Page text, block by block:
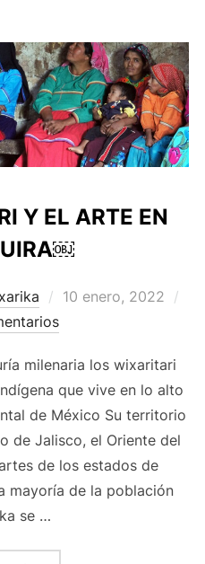
Y EL ARTE EN
Publicado
10 enero, 2022
milenaria los wixaritari
que vive en lo alto
de México Su territorio
de Jalisco, el Oriente del
de los estados de
mayoría de la población
se …